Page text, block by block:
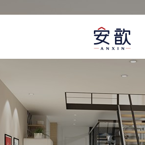
职位申请